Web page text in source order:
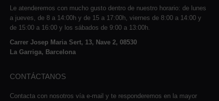
Le atenderemos con mucho gusto dentro de nuestro horario: de lunes
a jueves, de 8 a 14:00h y de 15 a 17:00h, viernes de 8:00 a 14:00 y
de 15:00 a 16:00 y los sábados de 9:00 a 13:00h.
Carrer Josep Maria Sert, 13, Nave 2, 08530
La Garriga, Barcelona
CONTÁCTANOS
Contacta con nosotros vía e-mail y te responderemos en la mayor